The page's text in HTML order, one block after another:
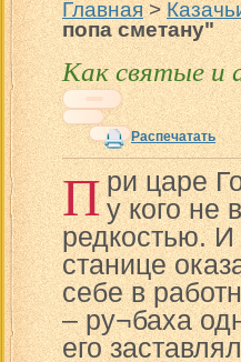
Главная>
попа сметану"
Как святые и
Распечатать
При царе
у кого не
редкостью. И
станице
себе в
– ру¬баха
его